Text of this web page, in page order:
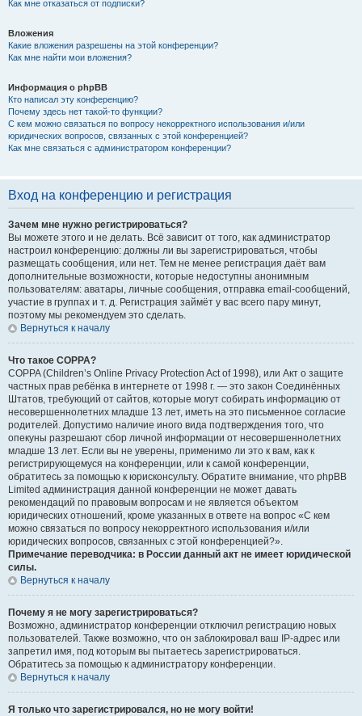
Как мне отказаться от подписки?
Вложения
Какие вложения разрешены на этой конференции?
Как мне найти мои вложения?
Информация о phpBB
Кто написал эту конференцию?
Почему здесь нет такой-то функции?
С кем можно связаться по вопросу некорректного использования и/или
юридических вопросов, связанных с этой конференцией?
Как мне связаться с администратором конференции?
Вход на конференцию и регистрация
Зачем мне нужно регистрироваться?
Вы можете этого и не делать. Всё зависит от того, как администратор
настроил конференцию: должны ли вы зарегистрироваться, чтобы
размещать сообщения, или нет. Тем не менее регистрация даёт вам
дополнительные возможности, которые недоступны анонимным
пользователям: аватары, личные сообщения, отправка email-сообщений,
участие в группах и т. д. Регистрация займёт у вас всего пару минут,
поэтому мы рекомендуем это сделать.
Вернуться к началу
Что такое COPPA?
COPPA (Children’s Online Privacy Protection Act of 1998), или Акт о защите
частных прав ребёнка в интернете от 1998 г. — это закон Соединённых
Штатов, требующий от сайтов, которые могут собирать информацию от
несовершеннолетних младше 13 лет, иметь на это письменное согласие
родителей. Допустимо наличие иного вида подтверждения того, что
опекуны разрешают сбор личной информации от несовершеннолетних
младше 13 лет. Если вы не уверены, применимо ли это к вам, как к
регистрирующемуся на конференции, или к самой конференции,
обратитесь за помощью к юрисконсульту. Обратите внимание, что phpBB
Limited администрация данной конференции не может давать
рекомендаций по правовым вопросам и не является объектом
юридических отношений, кроме указанных в ответе на вопрос «С кем
можно связаться по вопросу некорректного использования и/или
юридических вопросов, связанных с этой конференцией?».
Примечание переводчика: в России данный акт не имеет юридической
силы.
Вернуться к началу
Почему я не могу зарегистрироваться?
Возможно, администратор конференции отключил регистрацию новых
пользователей. Также возможно, что он заблокировал ваш IP-адрес или
запретил имя, под которым вы пытаетесь зарегистрироваться.
Обратитесь за помощью к администратору конференции.
Вернуться к началу
Я только что зарегистрировался, но не могу войти!